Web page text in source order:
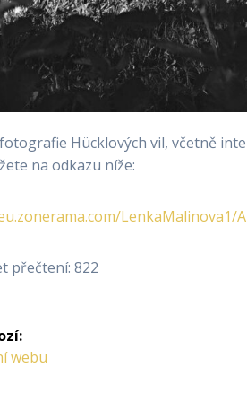
Hücklových vil, včetně
na odkazu níže:
LenkaMalinova1/
přečtení: 822
webu